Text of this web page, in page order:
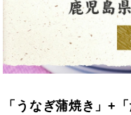
「うなぎ蒲焼き」+